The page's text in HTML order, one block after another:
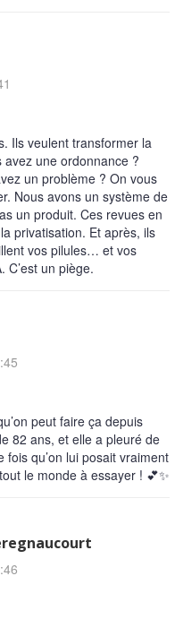
Ils veulent transformer la
une ordonnance ?
un problème ? On vous
Nous avons un système de
un produit. Ces revues en
privatisation. Et après, ils
vos pilules… et vos
C’est un piège.
peut faire ça depuis
82 ans, et elle a pleuré de
fois qu’on lui posait vraiment
le monde à essayer ! 💕✨